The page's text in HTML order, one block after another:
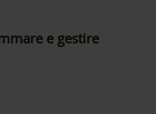
e gestire